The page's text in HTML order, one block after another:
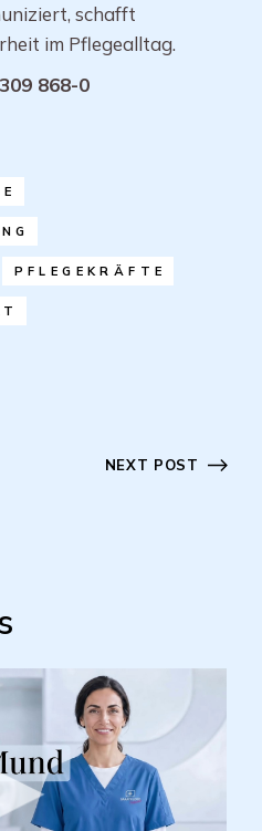
schafft
im Pflegealltag.
868-0
PFLEGEKRÄFTE
NEXT POST